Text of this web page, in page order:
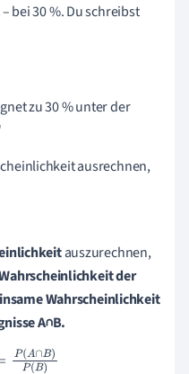
bei 30 %. Du schreibst
zu 30 % unter der
ausrechnen,
auszurechnen,
der
Wahrscheinlichkeit
A∩B.
B)P(B)